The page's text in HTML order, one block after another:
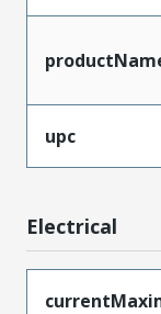
upc
Electrical